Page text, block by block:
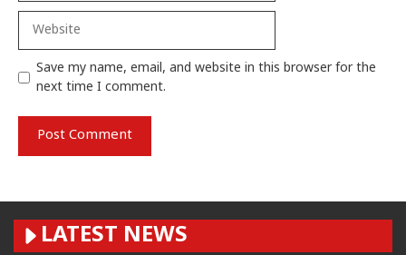
Save my name, email, and website in this browser for the
next time I comment.
LATEST NEWS